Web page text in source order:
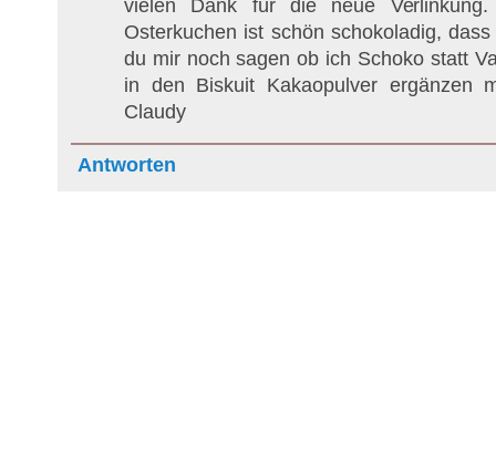
vielen Dank für die neue
Osterkuchen ist schön schokoladig,
du mir noch sagen ob ich Schoko statt
in den Biskuit Kakaopulver ergänzen
Claudy
Antworten